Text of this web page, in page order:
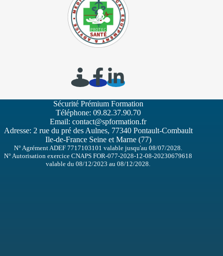
Sécurité Prémium Formation
Téléphone: 09.82.37.90.70
Email:contact@spformation.fr
Adresse: 2 rue du pré des Aulnes, 77340 Pontault-Combault
Ile-de-France Seine et Marne (77)
N° Agrément ADEF 7717103101 valable jusqu'au 08/07/2028.
N° Autorisation exercice CNAPS FOR-077-2028-12-08-20230679618
valable du 08/12/2023 au 08/12/2028.